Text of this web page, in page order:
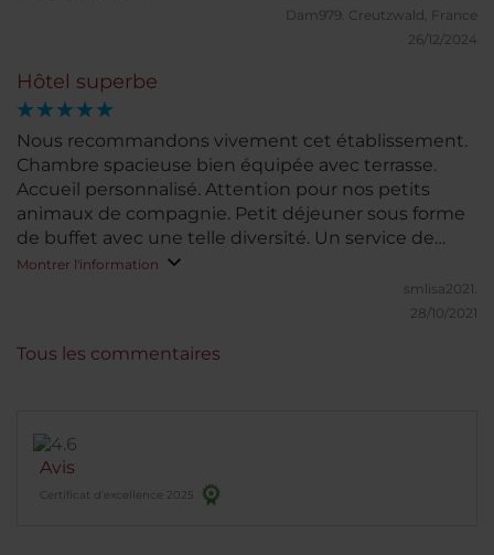
Dam979. Creutzwald, France
26/12/2024
Hôtel superbe
Nous recommandons vivement cet établissement.
Chambre spacieuse bien équipée avec terrasse.
Accueil personnalisé. Attention pour nos petits
animaux de compagnie. Petit déjeuner sous forme
de buffet avec une telle diversité. Un service de
Montrer l'information
smlisa2021.
28/10/2021
Avis
Certificat d’excellence 2025
Tous les commentaires